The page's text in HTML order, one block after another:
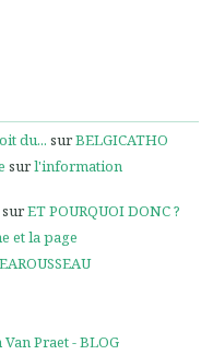
du... surBELGICATHO
surl'information
surET POURQUOI DONC ?
et la page
Praet - BLOG